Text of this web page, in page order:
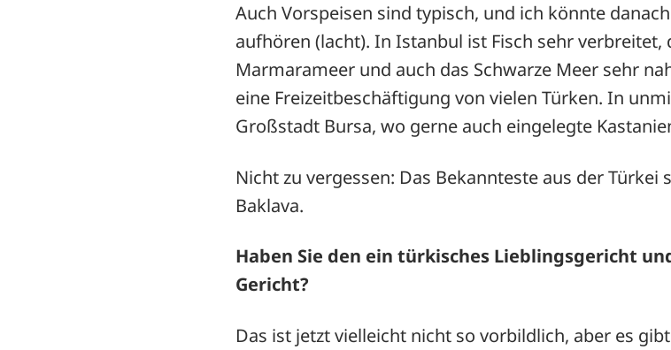
Auch Vorspeisen sind typisch, und ich könnte
aufhören (lacht). In Istanbul ist Fisch sehr verbreitet,
Marmarameer und auch das Schwarze Meer sehr
eine Freizeitbeschäftigung von vielen Türken. In
Großstadt Bursa, wo gerne auch eingelegte
Nicht zu vergessen: Das Bekannteste aus der
Baklava.
Haben Sie den ein türkisches Lieblingsgericht
Gericht?
Das ist jetzt vielleicht nicht so vorbildlich, aber es